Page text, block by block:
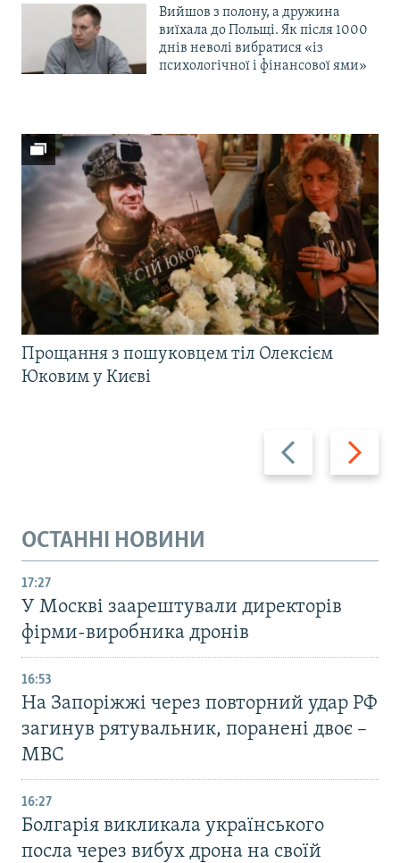
Вийшов з полону, а дружина
виїхала до Польщі. Як після 1000
днів неволі вибратися «із
психологічної і фінансової ями»
Назад Вперед
Прощання з пошуковцем тіл Олексієм
Юковим у Києві
ОСТАННІ НОВИНИ
17:27
У Москві заарештували директорів
фірми-виробника дронів
16:53
На Запоріжжі через повторний удар РФ
загинув рятувальник, поранені двоє –
МВС
16:27
Болгарія викликала українського
посла через вибух дрона на своїй